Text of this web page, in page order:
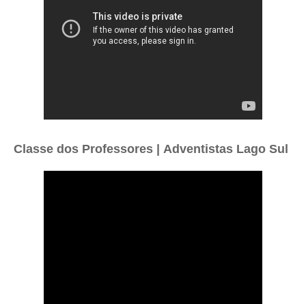
Classe dos Professores | Adventistas Lago Sul